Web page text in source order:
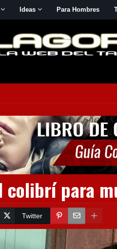
Ideas Para Hombres
colibrí para
Twitter